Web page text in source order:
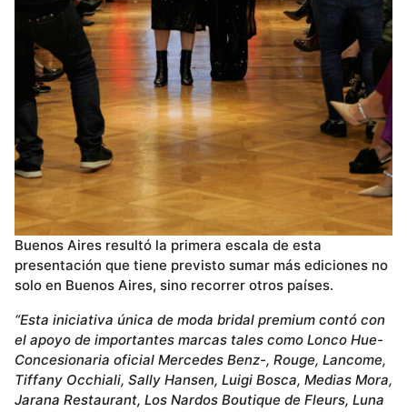
Buenos Aires resultó la primera escala de esta
presentación que tiene previsto sumar más ediciones no
solo en Buenos Aires, sino recorrer otros países.
“Esta iniciativa única de moda bridal premium contó con
el apoyo de importantes marcas tales como Lonco Hue-
Concesionaria oficial Mercedes Benz-, Rouge, Lancome,
Tiffany Occhiali, Sally Hansen, Luigi Bosca, Medias Mora,
Jarana Restaurant, Los Nardos Boutique de Fleurs, Luna